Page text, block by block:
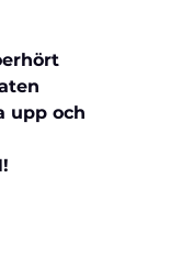
upp och